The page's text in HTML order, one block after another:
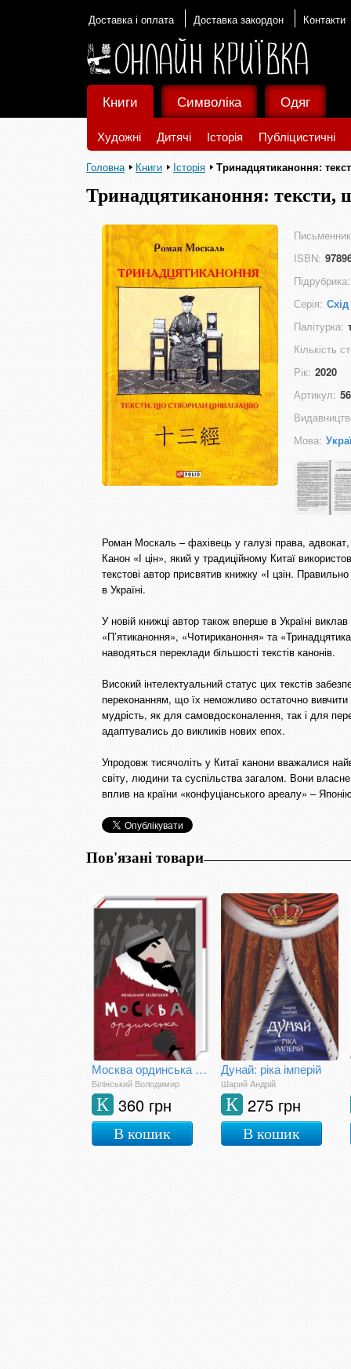
Доставка і оплата Доставка закордон Контакти
Книги
Художні Дитячі Історія Публіцистичні
Символіка Одяг
Головна Книги Історія Тринадцятиканоння:
Тринадцятиканоння: тексти,
ISBN:
Підрубрика:
Серія: Схід
Палітурка:
Кількість
Рік: 2020
Артикул:
Мова:
Роман Москаль – фахівець у галузі права, адвокат,
Канон «І цін», який у традиційному Китаї
текстові автор присвятив книжку «І цзін.
в Україні.
У новій книжці автор також вперше в Україні
«П’ятиканоння», «Чотириканоння» та
наводяться переклади більшості текстів канонів.
Високий інтелектуальний статус цих текстів
переконанням, що їх неможливо остаточно вивчити
мудрість, як для самовдосконалення, так і для
адаптувались до викликів нових епох.
Упродовж тисячоліть у Китаї канони вважалися
світу, людини та суспільства загалом. Вони
вплив на країни «конфуціанського ареалу» –
Пов'язані товари
Москва ординська (XIII—XVI століття)
Білінський Володимир
360 грн
К
В кошик
Дунай: ріка імперій
Шарий Андрій
275 грн
К
В кошик